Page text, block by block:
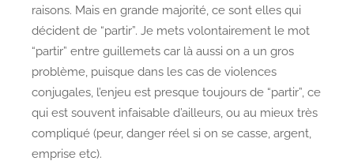
raisons. Mais en grande majorité, ce sont elles qui
décident de “partir”. Je mets volontairement le mot
“partir” entre guillemets car là aussi on a un gros
problème, puisque dans les cas de violences
conjugales, l’enjeu est presque toujours de “partir”, ce
qui est souvent infaisable d’ailleurs, ou au mieux très
compliqué (peur, danger réel si on se casse, argent,
emprise etc).